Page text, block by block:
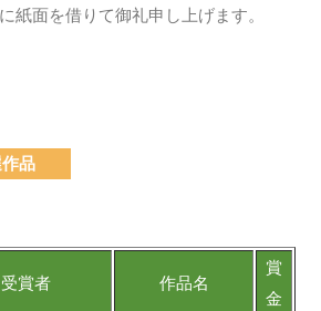
紙面を借りて御礼申し上げます。
品
受賞者 作品名
賞
金